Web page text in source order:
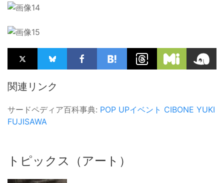
関連リンク
サードペディア百科事典: POP UPイベント CIBONE YUKI
FUJISAWA
トピックス（アート）